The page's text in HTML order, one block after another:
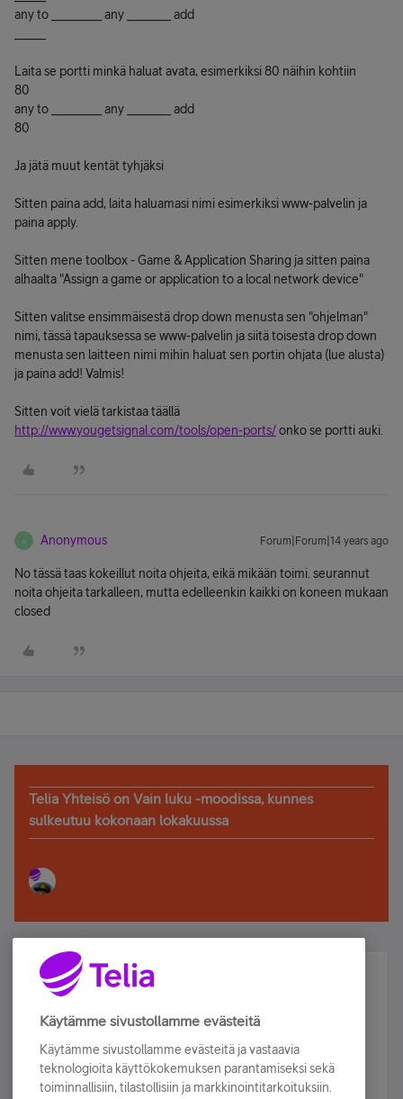
any to ________ any _______ add
Laita se portti minkä haluat avata, esimerkiksi 80 näihin kohtiin
80
any to ________ any _______ add
80
Ja jätä muut kentät tyhjäksi
Sitten paina add, laita haluamasi nimi esimerkiksi www-palvelin ja
paina apply.
Sitten mene toolbox - Game & Application Sharing ja sitten paina
alhaalta "Assign a game or application to a local network device"
Sitten valitse ensimmäisestä drop down menusta sen "ohjelman"
nimi, tässä tapauksessa se www-palvelin ja siitä toisesta drop down
menusta sen laitteen nimi mihin haluat sen portin ohjata (lue alusta)
ja paina add! Valmis!
Sitten voit vielä tarkistaa täällä
http://www.yougetsignal.com/tools/open-ports/onko se portti auki.
A Anonymous Forum|Forum|14 years ago
No tässä taas kokeillut noita ohjeita, eikä mikään toimi. seurannut
noita ohjeita tarkalleen, mutta edelleenkin kaikki on koneen mukaan
closed
Telia Yhteisö on Vain luku -moodissa, kunnes
sulkeutuu kokonaan lokakuussa
Älä jää paitsi – osallistu ja voita!
Tilaa Telian uutiskirje ja olet mukana arvonnassa.
sähköpostiisi.
Käytämme sivustollamme evästeitä
Käytämme sivustollamme evästeitä ja vastaavia
teknologioita käyttökokemuksen parantamiseksi sekä
toiminnallisiin, tilastollisiin ja markkinointitarkoituksiin.